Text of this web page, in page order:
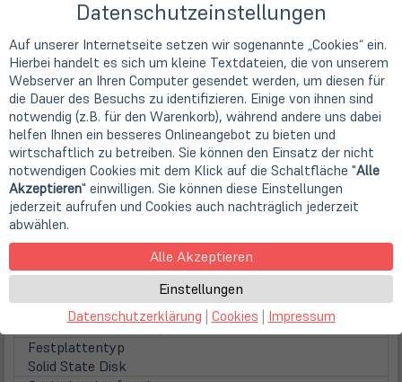
Displayoberfläche
Anti-Glare (matt)
Displaybeleuchtung
LED Hintergrundbeleuchtung
Touchscreen
Multitouch
WebCam
Webcam
integrierte HD WebCam
Hauptspeicher
inst. Speicher
16 GB DDR4 (16 GB onboard + 1 Steckplatz)
max. Speicher
48 GB DDR4 (onboard + 1 Steckplatz)
Festplatten / Laufwerke
1. Festplatte
256GB SSD M.2 PCIe/NVMe
Festplattentyp
Solid State Disk
Datenschutzeinstellungen
Auf unserer Internetseite setzen wir sogenannte „Cookies“ ein.
Hierbei handelt es sich um kleine Textdateien, die von unserem
Webserver an Ihren Computer gesendet werden, um diesen für
die Dauer des Besuchs zu identifizieren. Einige von ihnen sind
notwendig (z.B. für den Warenkorb), während andere uns dabei
helfen Ihnen ein besseres Onlineangebot zu bieten und
wirtschaftlich zu betreiben. Sie können den Einsatz der nicht
notwendigen Cookies mit dem Klick auf die Schaltfläche "Alle
Akzeptieren" einwilligen. Sie können diese Einstellungen
jederzeit aufrufen und Cookies auch nachträglich jederzeit
abwählen.
Alle Akzeptieren
Einstellungen
Datenschutzerklärung | Cookies | Impressum